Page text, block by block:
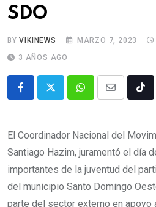
SDO
BYVIKINEWS MARZO 7, 2023
3 AÑOS AGO
El Coordinador Nacional del
Santiago Hazim, juramentó el día
importantes de la juventud del
del municipio Santo Domingo
parte del sector externo en apoyo